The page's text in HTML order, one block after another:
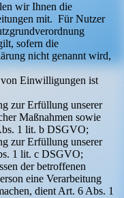
wir Ihnen die
mit. Für Nutzer
sofern die
nicht genannt wird,
Einwilligungen ist
zur Erfüllung unserer
Maßnahmen sowie
1 lit. b DSGVO;
zur Erfüllung unserer
1 lit. c DSGVO;
der betroffenen
eine Verarbeitung
dient Art. 6 Abs. 1